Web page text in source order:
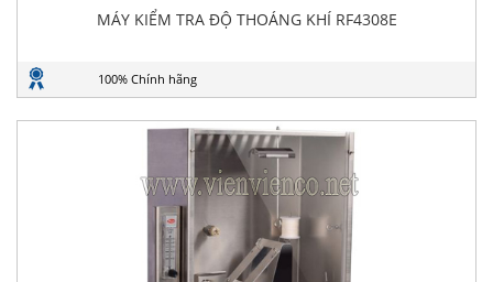
MÁY KIỂM TRA ĐỘ THOÁNG KHÍ RF4308E
100% Chính hãng